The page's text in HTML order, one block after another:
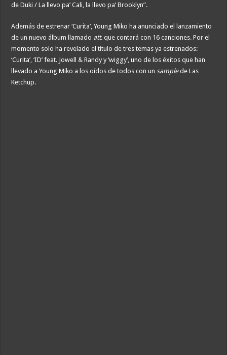
de Duki / La llevo pa’ Cali, la llevo pa’ Brooklyn”.
Además de estrenar ‘Curita’, Young Miko ha anunciado el lanzamiento
de un nuevo álbum llamado att. que contará con 16 canciones. Por el
momento solo ha revelado el título de tres temas ya estrenados:
‘Curita’, ‘ID’ feat. Jowell & Randy y ‘wiggy’, uno de los éxitos que han
llevado a Young Miko a los oídos de todos con unsamplede Las
Ketchup.